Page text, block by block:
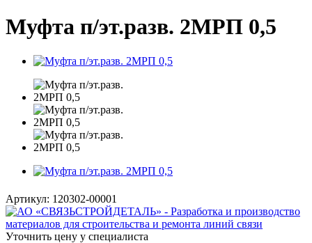
Муфта п/эт.разв. 2МРП 0,5
Артикул: 120302-00001
Уточнить цену у специалиста